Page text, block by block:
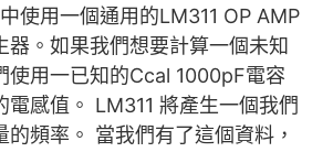
中使用一個通用的LM311 OP AMP
器。如果我們想要計算一個未知
使用一已知的Ccal 1000pF電容
電感值。 LM311 將產生一個我們
的頻率。 當我們有了這個資料，